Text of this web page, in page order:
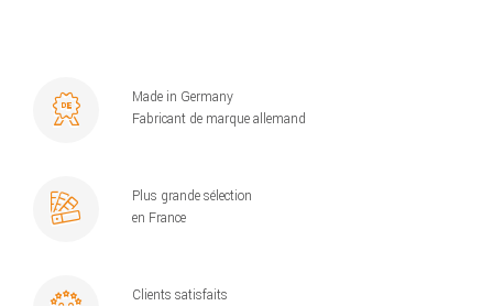
Made in Germany
Fabricant de marque allemand
Plus grande sélection
en France
Clients satisfaits